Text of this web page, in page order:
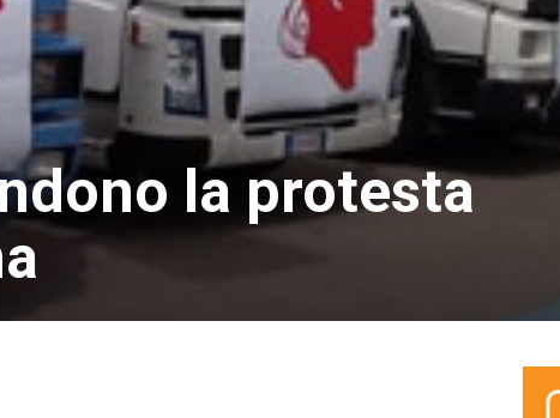
la protesta